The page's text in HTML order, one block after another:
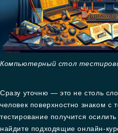
Компьютерный стол
Сразу уточню — это не столь
человек поверхностно знаком с
тестирование получится
найдите подходящие онлайн-